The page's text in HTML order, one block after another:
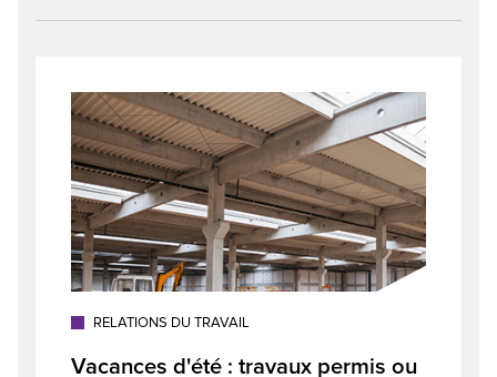
RELATIONS DU TRAVAIL
Vacances d'été : travaux permis ou